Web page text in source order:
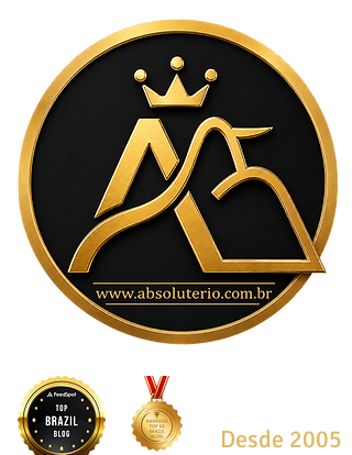
Desde 2005